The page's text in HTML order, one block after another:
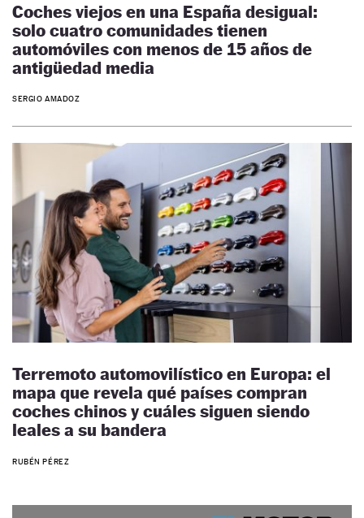
Coches viejos en una España desigual:
solo cuatro comunidades tienen
automóviles con menos de 15 años de
antigüedad media
SERGIO AMADOZ
Terremoto automovilístico en Europa: el
mapa que revela qué países compran
coches chinos y cuáles siguen siendo
leales a su bandera
RUBÉN PÉREZ